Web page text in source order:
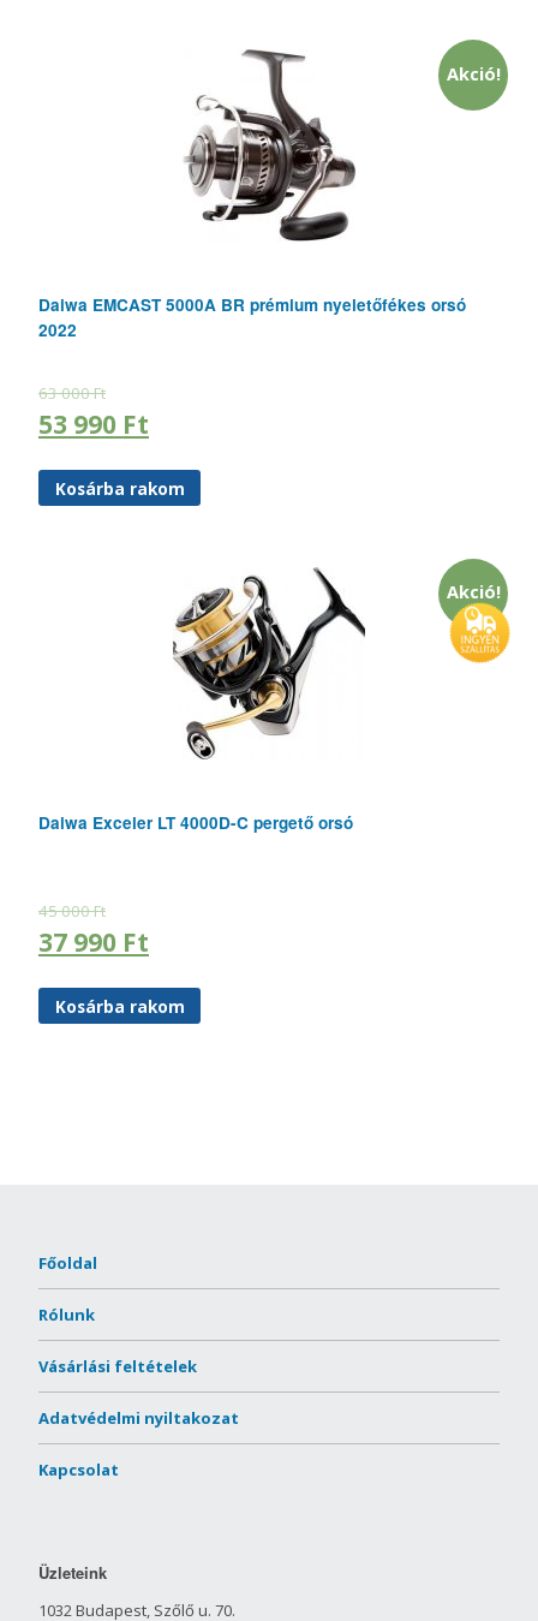
Akció!
Daiwa EMCAST 5000A BR prémium nyeletőfékes orsó
2022
63 000Ft
53 990 Ft
Kosárba rakom
Akció!
Daiwa Exceler LT 4000D-C pergető orsó
45 000Ft
37 990 Ft
Kosárba rakom
Főoldal
Rólunk
Vásárlási feltételek
Adatvédelmi nyiltakozat
Kapcsolat
Üzleteink
1032 Budapest, Szőlő u. 70.